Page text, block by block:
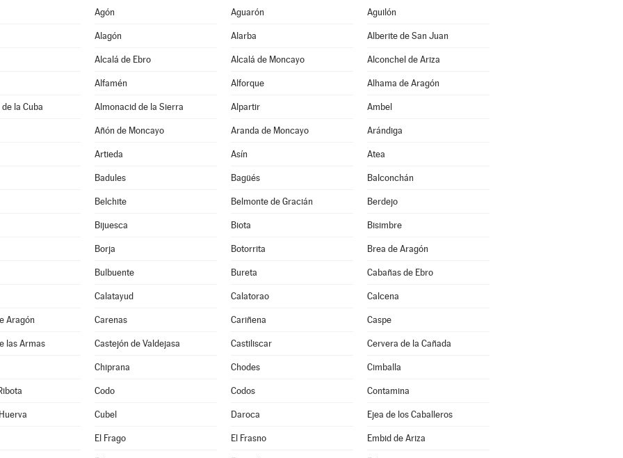
Agón Aguarón Aguilón
Alagón Alarba Alberite de San Juan
Alcalá de Ebro Alcalá de Moncayo Alconchel de Ariza
Alfamén Alforque Alhama de Aragón
la Cuba Almonacid de la Sierra Alpartir Ambel
Añón de Moncayo Aranda de Moncayo Arándiga
Artieda Asín Atea
Badules Bagüés Balconchán
Belchite Belmonte de Gracián Berdejo
Bijuesca Biota Bisimbre
Borja Botorrita Brea de Aragón
Bulbuente Bureta Cabañas de Ebro
Calatayud Calatorao Calcena
Aragón Carenas Cariñena Caspe
las Armas Castejón de Valdejasa Castiliscar Cervera de la Cañada
Chiprana Chodes Cimballa
Codo Codos Contamina
Cubel Daroca Ejea de los Caballeros
El Frago El Frasno Embid de Ariza